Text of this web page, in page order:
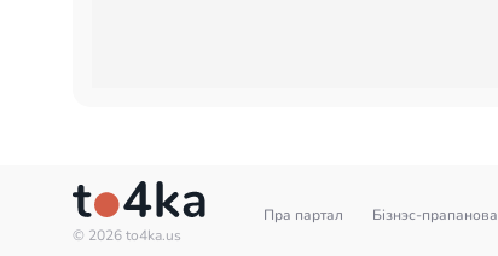
© 2026 to4ka.us
Пра партал Бізнэс-прапанова